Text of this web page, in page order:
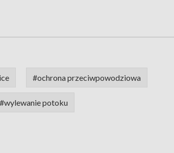
#ochrona przeciwpowodziowa
#wylewanie potoku